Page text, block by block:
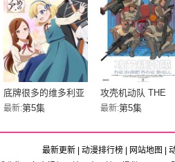
底牌很多的维多利亚
最新:第5集
攻壳机动队 THE
GHOST IN THE
最新:第5集
最新更新 动漫排行榜 网站地图